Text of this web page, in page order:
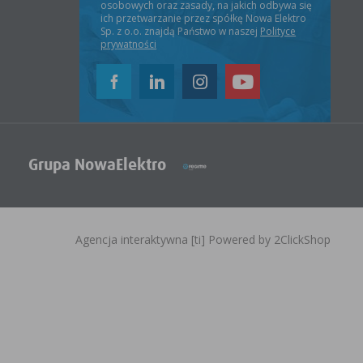
osobowych oraz zasady, na jakich odbywa się
ich przetwarzanie przez spółkę Nowa Elektro
Sp. z o.o. znajdą Państwo w naszej Polityce
prywatności
Grupa NowaElektro
Agencja interaktywna [ti] Powered by 2ClickShop